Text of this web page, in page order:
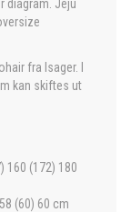
diagram. Jeju
fra Isager. I
kan skiftes ut
160 (172) 180
(60) 60 cm